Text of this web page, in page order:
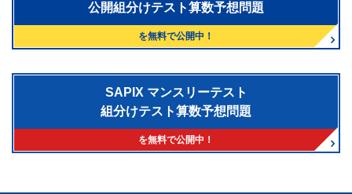
公開組分けテスト算数予想問題
を無料で公開中！
SAPIX マンスリーテスト
組分けテスト算数予想問題
を無料で公開中！